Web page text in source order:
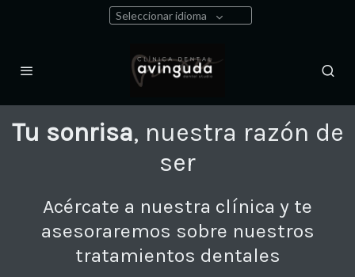
Seleccionar idioma
Tu sonrisa, nuestra razón de
ser
Acércate a nuestra clínica y te
asesoraremos sobre nuestros
tratamientos dentales